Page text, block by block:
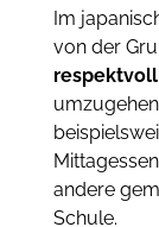
Im
von der
respektvoll
andere
Schule.